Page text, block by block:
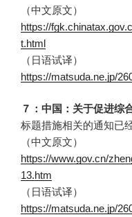
（中文原文）
https://
t.html
（日语试译）
https://matsuda.ne.jp/
７：中国：关于促进综
标题措施相关的通知已
（中文原文）
https://www.gov.cn/
13.htm
（日语试译）
https://matsuda.ne.jp/